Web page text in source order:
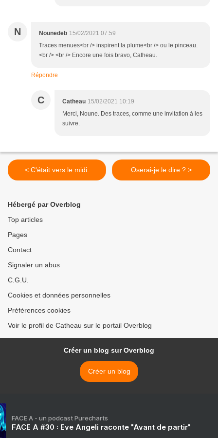
N Nounedeb 15/02/2021 07:59
Traces menues<br /> inspirent la plume<br /> ou le pinceau.
<br /> <br /> Encore une fois bravo, Catheau.
Répondre
C Catheau 15/02/2021 10:19
Merci, Noune. Des traces, comme une invitation à les
suivre.
< C'était vers le midi. Oserai-je le dire ? >
Hébergé par Overblog
Top articles
Pages
Contact
Signaler un abus
C.G.U.
Cookies et données personnelles
Préférences cookies
Voir le profil de Catheau sur le portail Overblog
Créer un blog sur Overblog
Créer un blog
FACE A - un podcast Purecharts
FACE A #30 : Eve Angeli raconte "Avant de partir"